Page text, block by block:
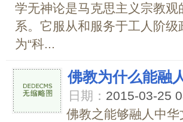
学无神论是马克思主义宗教
系。它服从和服务于工人阶
为“科...
佛教为什么能融
日期： 2015-03-25
佛教之能够融人中